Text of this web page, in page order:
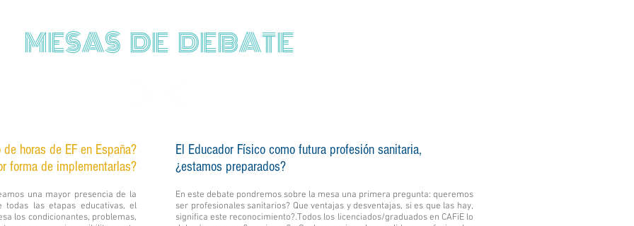
MESAS DE DEBATE
horas de EF en España?
forma de implementarlas?
una mayor presencia de la
todas las etapas educativas, el
los condicionantes, problemas,
El Educador Físico como futura profesión sanitaria,
¿estamos preparados?
En este debate pondremos sobre la mesa una primera pregunta: queremos
ser profesionales sanitarios? Que ventajas y desventajas, si es que las hay,
significa este reconocimiento?.Todos los licenciados/graduados en CAFiE lo